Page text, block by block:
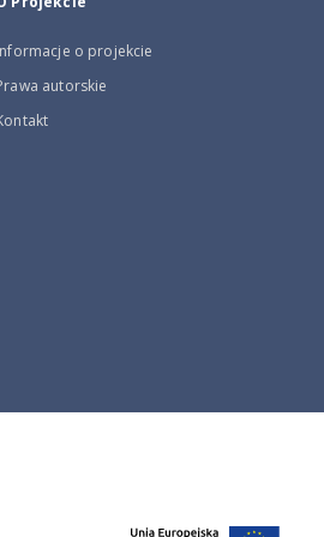
o projekcie
autorskie